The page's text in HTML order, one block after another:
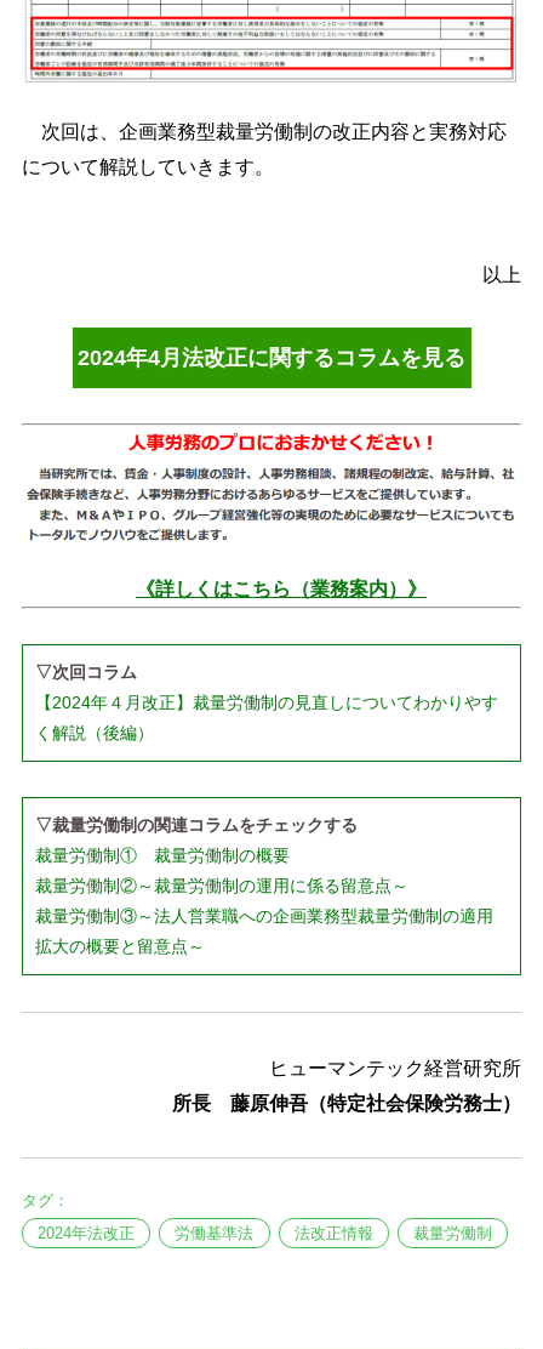
次回は、企画業務型裁量労働制の改正内容と実務対応
について解説していきます。
以上
2024年4月法改正に関するコラムを見る
《詳しくはこちら（業務案内）》
▽次回コラム
【2024年４月改正】裁量労働制の見直しについてわかりやす
く解説（後編）
▽裁量労働制の関連コラムをチェックする
裁量労働制① 裁量労働制の概要
裁量労働制②～裁量労働制の運用に係る留意点～
裁量労働制③～法人営業職への企画業務型裁量労働制の適用
拡大の概要と留意点～
ヒューマンテック経営研究所
所長 藤原伸吾（特定社会保険労務士）
タグ：
2024年法改正
労働基準法 法改正情報 裁量労働制